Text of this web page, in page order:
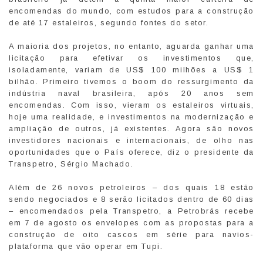
encomendas do mundo, com estudos para a construção
de até 17 estaleiros, segundo fontes do setor.
A maioria dos projetos, no entanto, aguarda ganhar uma
licitação para efetivar os investimentos que,
isoladamente, variam de US$ 100 milhões a US$ 1
bilhão. Primeiro tivemos o boom do ressurgimento da
indústria naval brasileira, após 20 anos sem
encomendas. Com isso, vieram os estaleiros virtuais,
hoje uma realidade, e investimentos na modernização e
ampliação de outros, já existentes. Agora são novos
investidores nacionais e internacionais, de olho nas
oportunidades que o País oferece, diz o presidente da
Transpetro, Sérgio Machado.
Além de 26 novos petroleiros – dos quais 18 estão
sendo negociados e 8 serão licitados dentro de 60 dias
– encomendados pela Transpetro, a Petrobrás recebe
em 7 de agosto os envelopes com as propostas para a
construção de oito cascos em série para navios-
plataforma que vão operar em Tupi.